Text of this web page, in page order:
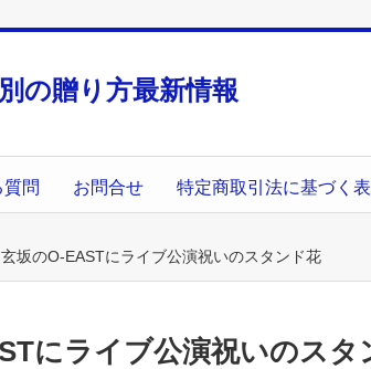
の贈り方最新情報
質問 お問合せ 特定商取引法に基づく
坂のO-EASTにライブ公演祝いのスタンド花
にライブ公演祝いのスタ